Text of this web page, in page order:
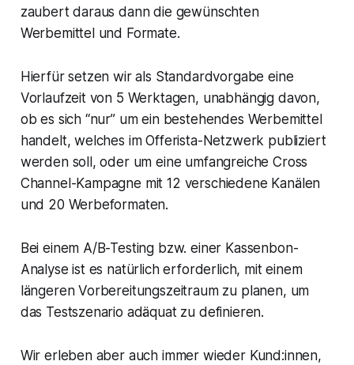
zaubert daraus dann die gewünschten
Werbemittel und Formate.
Hierfür setzen wir als Standardvorgabe eine
Vorlaufzeit von 5 Werktagen, unabhängig davon,
ob es sich “nur” um ein bestehendes Werbemittel
handelt, welches im Offerista-Netzwerk publiziert
werden soll, oder um eine umfangreiche Cross
Channel-Kampagne mit 12 verschiedene Kanälen
und 20 Werbeformaten.
Bei einem A/B-Testing bzw. einer Kassenbon-
Analyse ist es natürlich erforderlich, mit einem
längeren Vorbereitungszeitraum zu planen, um
das Testszenario adäquat zu definieren.
Wir erleben aber auch immer wieder Kund:innen,